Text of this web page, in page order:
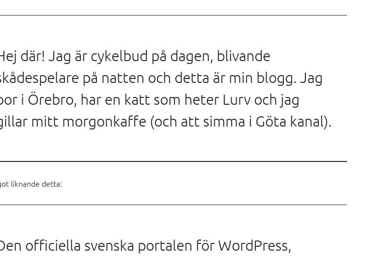
där! Jag är cykelbud på dagen, blivande
på natten och detta är min blogg. Jag
i Örebro, har en katt som heter Lurv och jag
mitt morgonkaffe (och att simma i Göta kanal).
liknande detta:
officiella svenska portalen för WordPress,